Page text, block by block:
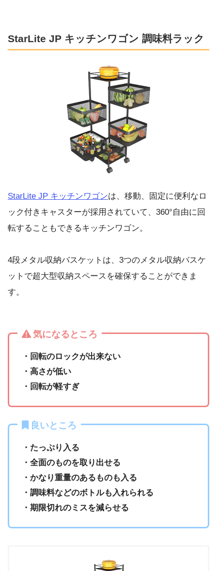
StarLite JP キッチンワゴン 調味料ラック
StarLite JP キッチンワゴンは、移動、固定に便利なロ
ック付きキャスターが採用されていて、360°自由に回
転することもできるキッチンワゴン。
4段メタル収納バスケットは、3つのメタル収納バスケ
ットで超大型収納スペースを確保することができま
す。
気になるところ
・回転のロックが出来ない
・高さが低い
・回転が軽すぎ
良いところ
・たっぷり入る
・全面のものを取り出せる
・かなり重量のあるものも入る
・調味料などのボトルも入れられる
・期限切れのミスを減らせる